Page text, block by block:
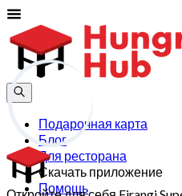
Подарочная карта
Блог
Для ресторана
Скачать приложение
Помощь